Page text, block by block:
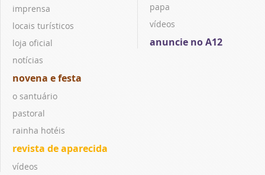
imprensa
locais turísticos
loja oficial
notícias
novena e festa
o santuário
pastoral
rainha hotéis
revista de aparecida
vídeos
papa
vídeos
anuncie no A12